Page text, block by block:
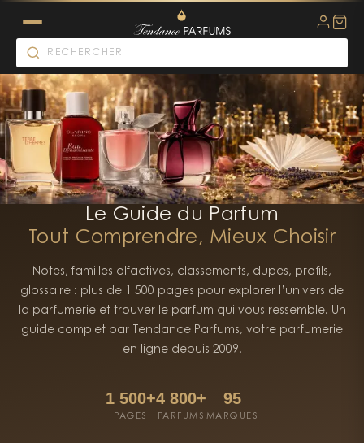
Le Guide du Parfum
Tout Comprendre, Mieux Choisir
Notes, familles olfactives, classements, dupes, profils,
glossaire : plus de 1 500 pages pour explorer l’univers de
la parfumerie et trouver le parfum qui vous ressemble. Un
guide complet par Tendance Parfums, votre parfumerie
en ligne depuis 2009.
1 500+
PAGES
4 800+
PARFUMS
95
MARQUES